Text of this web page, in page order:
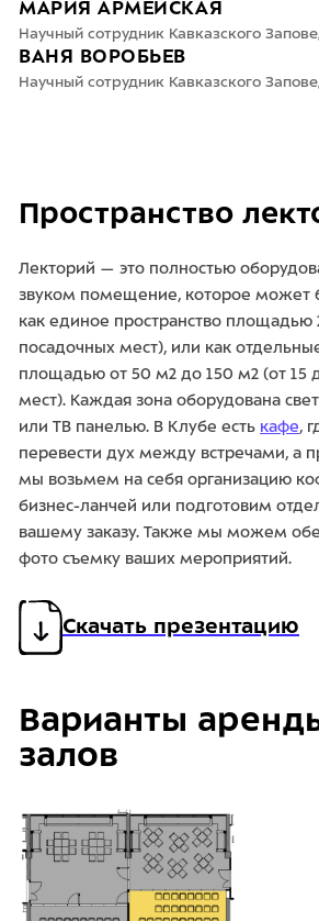
МАРИЯ АРМЕЙСКАЯ
Научный сотрудник Кавказского
ВАНЯ ВОРОБЬЕВ
Научный сотрудник Кавказского
Пространство
Лекторий — это полностью
звуком помещение, которое может
как единое пространство площадью
посадочных мест), или как
площадью от 50 м2 до 150 м2 (от 15
мест). Каждая зона оборудована
или ТВ панелью. В Клубе есть кафе,
перевести дух между встречами, а
мы возьмем на себя организацию
бизнес-ланчей или подготовим
вашему заказу. Также мы можем
фото съемку ваших мероприятий.
Скачать презентацию
Варианты
залов